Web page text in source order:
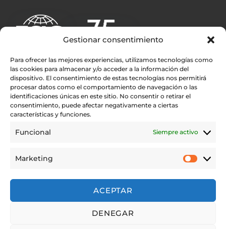
Gestionar consentimiento
Para ofrecer las mejores experiencias, utilizamos tecnologías como
las cookies para almacenar y/o acceder a la información del
dispositivo. El consentimiento de estas tecnologías nos permitirá
procesar datos como el comportamiento de navegación o las
identificaciones únicas en este sitio. No consentir o retirar el
consentimiento, puede afectar negativamente a ciertas
características y funciones.
Funcional Siempre activo
Marketing
ACEPTAR
DENEGAR
Enlaces rápidos
Rolly Tasker Sails
Encuentra tu distribuidor Rolly Tasker Sails en tu Zona
Aviso Legal